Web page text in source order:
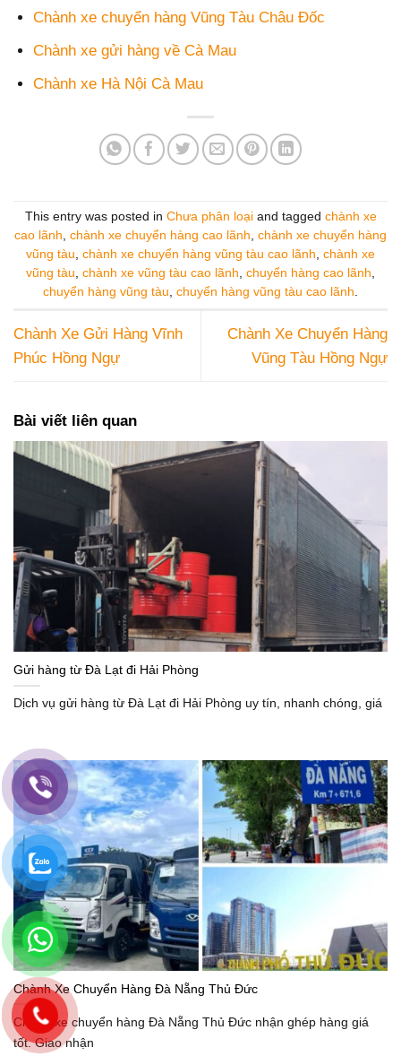
Chành xe chuyển hàng Vũng Tàu Châu Đốc
Chành xe gửi hàng về Cà Mau
Chành xe Hà Nội Cà Mau
This entry was posted in Chưa phân loạiand tagged chành xe
cao lãnh, chành xe chuyển hàng cao lãnh, chành xe chuyển hàng
vũng tàu, chành xe chuyển hàng vũng tàu cao lãnh, chành xe
vũng tàu, chành xe vũng tàu cao lãnh, chuyển hàng cao lãnh,
chuyển hàng vũng tàu, chuyển hàng vũng tàu cao lãnh.
Chành Xe Gửi Hàng Vĩnh
Phúc Hồng Ngự
Chành Xe Chuyển Hàng
Vũng Tàu Hồng Ngự
Bài viết liên quan
Gửi hàng từ Đà Lạt đi Hải Phòng
Dịch vụ gửi hàng từ Đà Lạt đi Hải Phòng uy tín, nhanh chóng, giá
Chành Xe Chuyển Hàng Đà Nẵng Thủ Đức
Chành xe chuyển hàng Đà Nẵng Thủ Đức nhận ghép hàng giá
tốt. Giao nhận